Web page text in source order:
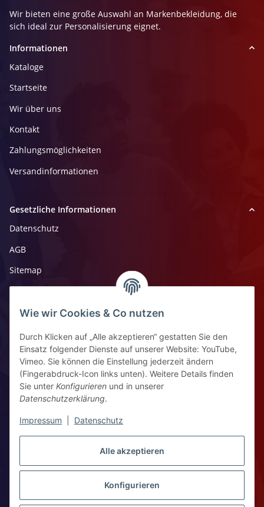
Alle akzeptieren
Konfigurieren
Wie wir Cookies & Co nutzen
Durch Klicken auf „Alle akzeptieren“ gestatten Sie den
Einsatz folgender Dienste auf unserer Website: YouTube,
Vimeo. Sie können die Einstellung jederzeit ändern
(Fingerabdruck-Icon links unten). Weitere Details finden
Sie unter Konfigurieren und in unserer
Datenschutzerklärung.
Impressum Datenschutz
Wir bieten eine große Auswahl an Markenbekleidung, die
sich ideal zur Personalisierung eignet.
Informationen
Kataloge
Startseite
Wir über uns
Kontakt
Zahlungsmöglichkeiten
Versandinformationen
Gesetzliche Informationen
Datenschutz
AGB
Sitemap
Widerrufsrecht
Kontaktinformationen
Ziegelhüttenstr 30, 64832 Babenhausen
+49 6073 7250531
WhatsApp – Click to Chat